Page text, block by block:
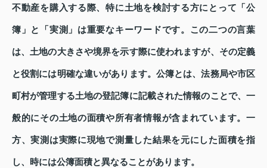
不動産を購入する際、特に土地を検討する方にとって「公
簿」と「実測」は重要なキーワードです。この二つの言葉
は、土地の大きさや境界を示す際に使われますが、その定義
と役割には明確な違いがあります。公簿とは、法務局や市区
町村が管理する土地の登記簿に記載された情報のことで、一
般的にその土地の面積や所有者情報が含まれています。一
方、実測は実際に現地で測量した結果を元にした面積を指
し、時には公簿面積と異なることがあります。